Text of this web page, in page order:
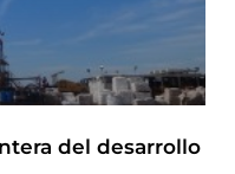
del desarrollo